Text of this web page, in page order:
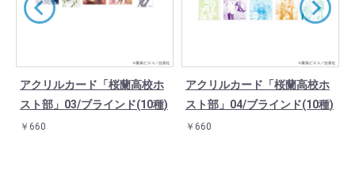
アクリルカード「桜蘭高校ホ
スト部」03/ブラインド(10種)
￥660
アクリルカード「桜蘭高校ホ
スト部」04/ブラインド(10種)
￥660